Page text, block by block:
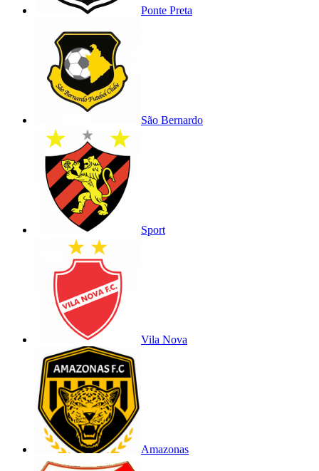
Ponte Preta
São Bernardo
Sport
Vila Nova
Amazonas